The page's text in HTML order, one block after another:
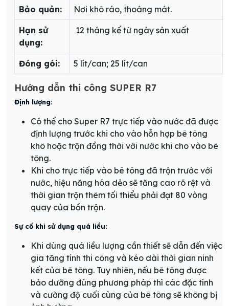
Bảo quản: Nơi khô ráo, thoáng mát.
Hạn sử
dụng:
12 tháng kể từ ngày sản xuất
Đóng gói: 5 lít/can; 25 lít/can
Hướng dẫn thi công SUPER R7
Định lượng:
Có thể cho Super R7 trực tiếp vào nước đã được
định lượng trước khi cho vào hỗn hợp bê tông
khô hoặc trộn đồng thời với nước khi cho vào bê
tông.
Khi cho trực tiếp vào bê tông đã trộn trước với
nước, hiệu năng hóa dẻo sẽ tăng cao rõ rệt và
thời gian trộn thêm tối thiểu phải đạt 80 vòng
quay của bồn trộn.
Sự cố khi sử dụng quá liều:
Khi dùng quá liều lượng cần thiết sẽ dẫn đến việc
gia tăng tính thi công và kéo dài thời gian ninh
kết của bê tông. Tuy nhiên, nếu bê tông được
bảo dưỡng đúng phương pháp thì các đặc tính
và cường độ cuối cùng của bê tông sẽ không bị